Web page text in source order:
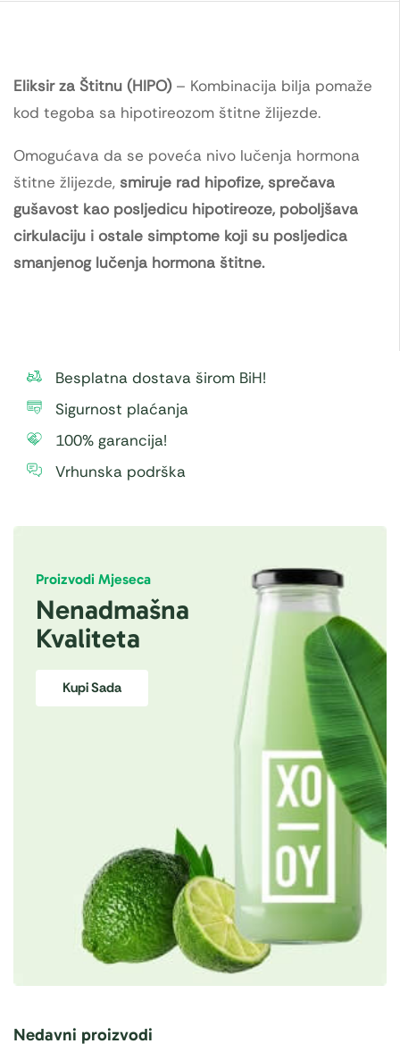
Eliksir za Štitnu (HIPO) – Kombinacija bilja pomaže
kod tegoba sa hipotireozom štitne žlijezde.
Omogućava da se poveća nivo lučenja hormona
štitne žlijezde, smiruje rad hipofize, sprečava
gušavost kao posljedicu hipotireoze, poboljšava
cirkulaciju i ostale simptome koji su posljedica
smanjenog lučenja hormona štitne.
Besplatna dostava širom BiH!
Sigurnost plaćanja
100% garancija!
Vrhunska podrška
Proizvodi Mjeseca
Nenadmašna
Kvaliteta
Kupi Sada
Nedavni proizvodi